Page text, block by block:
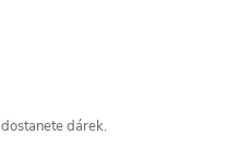
dárek.